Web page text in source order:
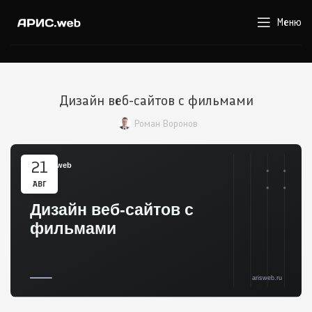
Меню
Дизайн веб-сайтов с фильмами
Роман Воронов
21
АВГ